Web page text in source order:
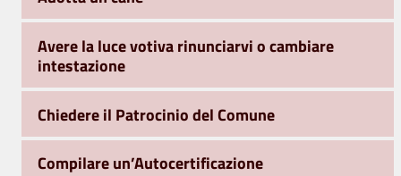
Avere la luce votiva rinunciarvi o cambiare
intestazione
Chiedere il Patrocinio del Comune
Compilare un’Autocertificazione